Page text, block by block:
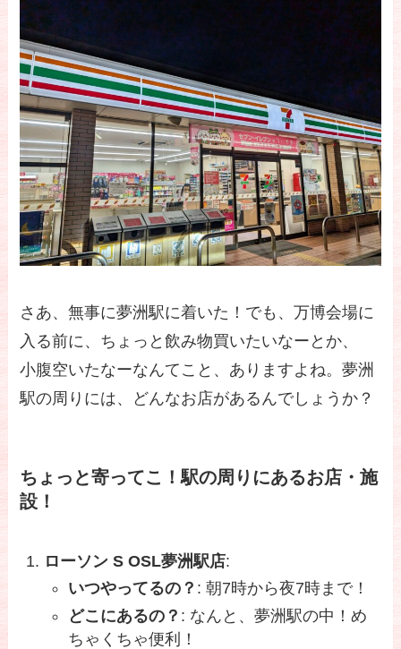
さあ、無事に夢洲駅に着いた！でも、万博会場に
入る前に、ちょっと飲み物買いたいなーとか、
小腹空いたなーなんてこと、ありますよね。夢洲
駅の周りには、どんなお店があるんでしょうか？
ちょっと寄ってこ！駅の周りにあるお店・施
設！
ローソン S OSL夢洲駅店:
いつやってるの？ : 朝7時から夜7時まで！
どこにあるの？ : なんと、夢洲駅の中！め
ちゃくちゃ便利！